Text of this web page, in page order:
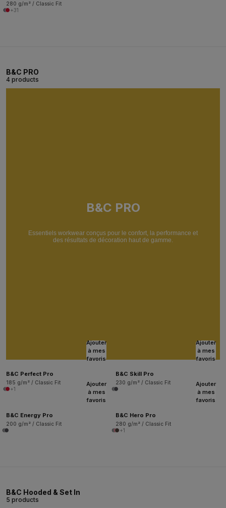
280 g/m² / Classic Fit
+31
B&C PRO
4 products
B&C PRO
Essentiels workwear conçus pour le confort, la performance et
des résultats de décoration haut de gamme.
Ajouter
à mes
favoris
B&C Perfect Pro
185 g/m² / Classic Fit
+1
Ajouter
à mes
favoris
B&C Skill Pro
230 g/m² / Classic Fit
Ajouter
à mes
favoris
B&C Energy Pro
200 g/m² / Classic Fit
Ajouter
à mes
favoris
B&C Hero Pro
280 g/m² / Classic Fit
+1
B&C Hooded & Set In
5 products